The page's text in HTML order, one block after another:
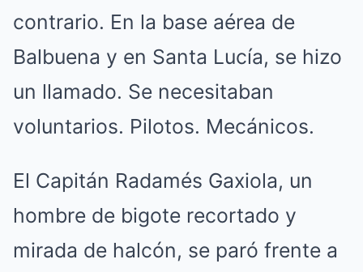
contrario. En la base aérea de
Balbuena y en Santa Lucía, se hizo
un llamado. Se necesitaban
voluntarios. Pilotos. Mecánicos.
El Capitán Radamés Gaxiola, un
hombre de bigote recortado y
mirada de halcón, se paró frente a